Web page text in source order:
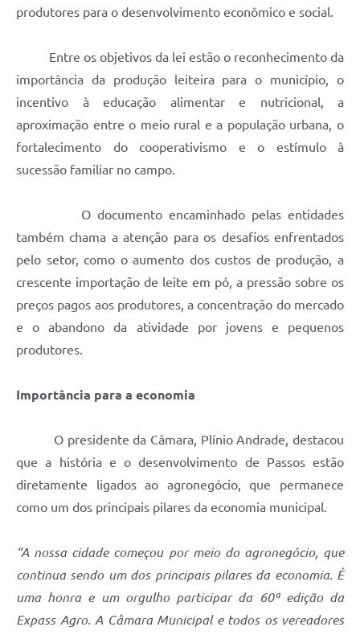
produtores para o desenvolvimento econômico e social.
Entre os objetivos da lei estão o reconhecimento da
importância da produção leiteira para o município, o
incentivo à educação alimentar e nutricional, a
aproximação entre o meio rural e a população urbana, o
fortalecimento do cooperativismo e o estímulo à
sucessão familiar no campo.
O documento encaminhado pelas entidades
também chama a atenção para os desafios enfrentados
pelo setor, como o aumento dos custos de produção, a
crescente importação de leite em pó, a pressão sobre os
preços pagos aos produtores, a concentração do mercado
e o abandono da atividade por jovens e pequenos
produtores.
Importância para a economia
O presidente da Câmara, Plínio Andrade, destacou
que a história e o desenvolvimento de Passos estão
diretamente ligados ao agronegócio, que permanece
como um dos principais pilares da economia municipal.
“A nossa cidade começou por meio do agronegócio, que
continua sendo um dos principais pilares da economia. É
uma honra e um orgulho participar da 60ª edição da
Expass Agro. A Câmara Municipal e todos os vereadores